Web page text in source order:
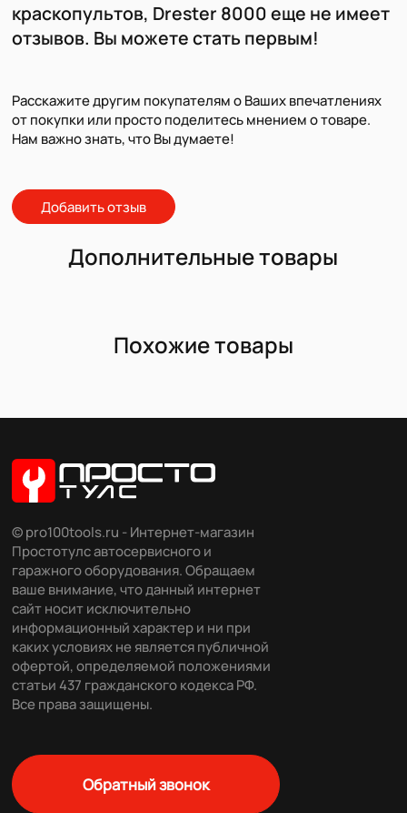
краскопультов, Drester 8000 еще не имеет
отзывов. Вы можете стать первым!
Расскажите другим покупателям о Ваших впечатлениях
от покупки или просто поделитесь мнением о товаре.
Нам важно знать, что Вы думаете!
Добавить отзыв
Дополнительные товары
Похожие товары
© pro100tools.ru - Интернет-магазин
Простотулс автосервисного и
гаражного оборудования. Обращаем
ваше внимание, что данный интернет
сайт носит исключительно
информационный характер и ни при
каких условиях не является публичной
офертой, определяемой положениями
статьи 437 гражданского кодекса РФ.
Все права защищены.
Обратный звонок